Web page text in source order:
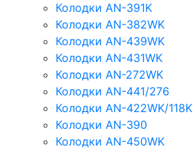
Колодки AN-391K
Колодки AN-382WK
Колодки AN-439WK
Колодки AN-431WK
Колодки AN-272WK
Колодки AN-441/276
Колодки AN-422WK/118K
Колодки AN-390
Колодки AN-450WK